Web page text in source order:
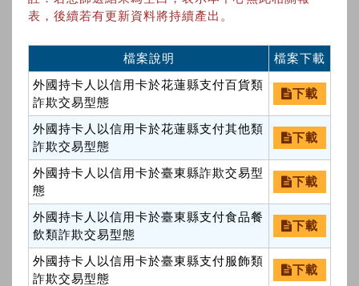
表，後續若有更新資料將持續產出。
檔案說明
檔案下載
外國持卡人以信用卡於花蓮縣支付百貨類
詐欺交易型態
下載
外國持卡人以信用卡於花蓮縣支付其他類
詐欺交易型態
下載
外國持卡人以信用卡於臺東縣詐欺交易型
態
下載
外國持卡人以信用卡於臺東縣支付食品餐
飲類詐欺交易型態
下載
外國持卡人以信用卡於臺東縣支付服飾類
詐欺交易型態
下載